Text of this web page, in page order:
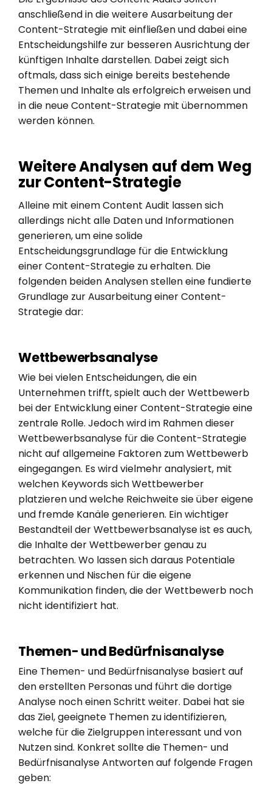
anschließend in die weitere Ausarbeitung der
Content-Strategie mit einfließen und dabei eine
Entscheidungshilfe zur besseren Ausrichtung der
künftigen Inhalte darstellen. Dabei zeigt sich
oftmals, dass sich einige bereits bestehende
Themen und Inhalte als erfolgreich erweisen und
in die neue Content-Strategie mit übernommen
werden können.
Weitere Analysen auf dem Weg
zur Content-Strategie
Alleine mit einem Content Audit lassen sich
allerdings nicht alle Daten und Informationen
generieren, um eine solide
Entscheidungsgrundlage für die Entwicklung
einer Content-Strategie zu erhalten. Die
folgenden beiden Analysen stellen eine fundierte
Grundlage zur Ausarbeitung einer Content-
Strategie dar:
Wettbewerbsanalyse
Wie bei vielen Entscheidungen, die ein
Unternehmen trifft, spielt auch der Wettbewerb
bei der Entwicklung einer Content-Strategie eine
zentrale Rolle. Jedoch wird im Rahmen dieser
Wettbewerbsanalyse für die Content-Strategie
nicht auf allgemeine Faktoren zum Wettbewerb
eingegangen. Es wird vielmehr analysiert, mit
welchen Keywords sich Wettbewerber
platzieren und welche Reichweite sie über eigene
und fremde Kanäle generieren. Ein wichtiger
Bestandteil der Wettbewerbsanalyse ist es auch,
die Inhalte der Wettbewerber genau zu
betrachten. Wo lassen sich daraus Potentiale
erkennen und Nischen für die eigene
Kommunikation finden, die der Wettbewerb noch
nicht identifiziert hat.
Themen- und Bedürfnisanalyse
Eine Themen- und Bedürfnisanalyse basiert auf
den erstellten Personas und führt die dortige
Analyse noch einen Schritt weiter. Dabei hat sie
das Ziel, geeignete Themen zu identifizieren,
welche für die Zielgruppen interessant und von
Nutzen sind. Konkret sollte die Themen- und
Bedürfnisanalyse Antworten auf folgende Fragen
geben: